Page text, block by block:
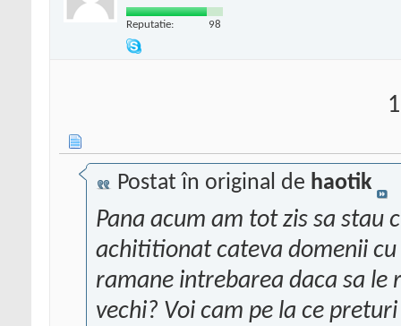
Reputatie: 98
Postat în original de haotik
Pana acum am tot zis sa stau
achititionat cateva domenii
ramane intrebarea daca sa le
vechi? Voi cam pe la ce